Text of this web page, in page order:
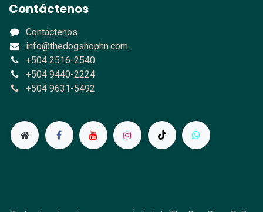
Contáctenos
Contáctenos
info@thedogshophn.com
+504 2516-2540
+504 9440-2224
+504 9631-5492